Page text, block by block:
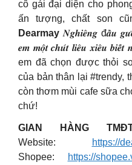
cô gái đại diện cho
ấn tượng, chất son
Dearmay 𝑵𝒈𝒉𝒊𝒆̂𝒏𝒈 đ𝒂̂̀𝒖
𝒆𝒎 𝒎𝒐̣̂𝒕 𝒄𝒉𝒖́𝒕 𝒍𝒊𝒆̂𝒖 𝒙𝒊𝒆̂𝒖
em đã chọn được thỏi
của bản thân lại #trendy,
còn thơm mùi cafe sữa
chứ!
GIAN HÀNG
Website:
https://
Shopee:
https://